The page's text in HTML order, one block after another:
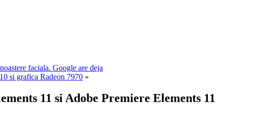
faciala. Google are deja
si grafica Radeon 7970 »
11 si Adobe Premiere Elements 11